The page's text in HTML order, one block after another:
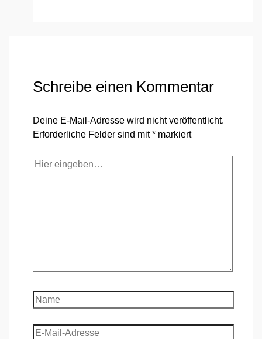
Schreibe einen Kommentar
Deine E-Mail-Adresse wird nicht veröffentlicht.
Erforderliche Felder sind mit* markiert
Hier
Name
E-